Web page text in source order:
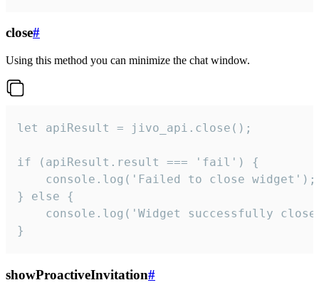
close#
Using this method you can minimize the chat window.
let apiResult = jivo_api.close();
if (apiResult.result === 'fail') {
    console.log('Failed to close widget');
} else {
console.log('Widget successfully
}
showProactiveInvitation#